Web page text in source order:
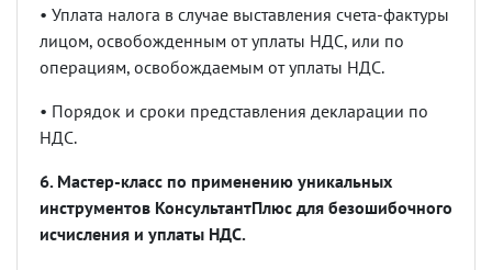
• Уплата налога в случае выставления счета-фактуры
лицом, освобожденным от уплаты НДС, или по
операциям, освобождаемым от уплаты НДС.
• Порядок и сроки представления декларации по
НДС.
6. Мастер-класс по применению уникальных
инструментов КонсультантПлюс для безошибочного
исчисления и уплаты НДС.